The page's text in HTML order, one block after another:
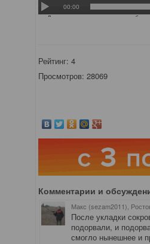
Рейтинг:4
Просмотров: 28069
Комментарии и
Макс (sezam2011),
После укладки
подорвали, и
смогло нынешнее и